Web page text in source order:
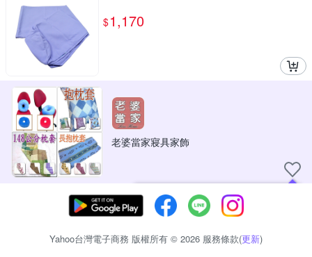
$1,170
老婆當家寢具家飾
現在可以追蹤你喜愛的商店！
Yahoo台灣電子商務 版權所有 © 2026 服務條款(更新)